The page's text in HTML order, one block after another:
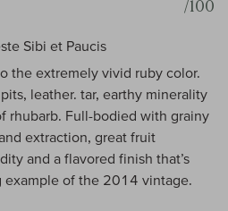
/100
Sibi et Paucis
the extremely vivid ruby color.
leather. tar, earthy minerality
rhubarb. Full-bodied with grainy
extraction, great fruit
and a flavored finish that’s
example of the 2014 vintage.